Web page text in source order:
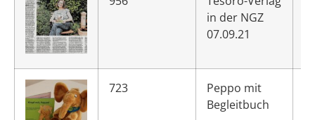
in der NGZ
07.09.21
723
Peppo mit
Begleitbuch